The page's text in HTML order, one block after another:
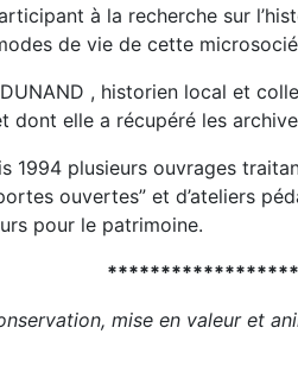
à la recherche sur
de vie de cette
, historien local et
dont elle a récupéré les
1994 plusieurs ouvrages
ouvertes” et d’ateliers
pour le patrimoine.
******************
mise en valeur et